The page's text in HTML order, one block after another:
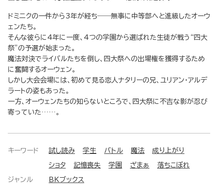
ドミニクの一件から3年が経ち――無事に中等部へと進級したオーウ
ェンたち。
そんな彼らに4年に一度、4つの学園から選ばれた生徒が戦う“四大
祭”の予選が始まった。
魔法対決でライバルたちを倒し、四大祭への出場権を獲得するため
に奮闘するオーウェン。
しかし大会会場には、初めて見る恋人ナタリーの兄、ユリアン・アルデ
ラートの姿もあった。
一方、オーウェンたちの知らないところで、四大祭に不吉な影が忍び
寄っていた……。
キーワード 試し読み 学生 バトル 魔法 成り上がり
ショタ 記憶喪失 学園 ざまぁ 落ちこぼれ
ジャンル BKブックス